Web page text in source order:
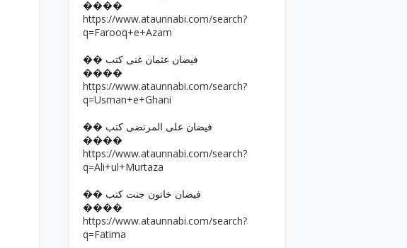
����
https://www.ataunnabi.com/search?
q=Farooq+e+Azam
�� فیضان عثمان غنی کتب
����
https://www.ataunnabi.com/search?
q=Usman+e+Ghani
�� فیضان علی المرتضی کتب
����
https://www.ataunnabi.com/search?
q=Ali+ul+Murtaza
�� فیضان خاتون جنت کتب
����
https://www.ataunnabi.com/search?
q=Fatima